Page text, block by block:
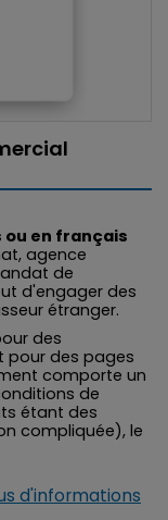
en français
agence
de
d'engager des
étranger.
des
pour des pages
comporte un
de
étant des
compliquée), le
d'informations